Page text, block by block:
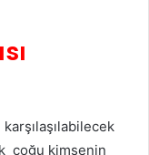
çoğu kimsenin